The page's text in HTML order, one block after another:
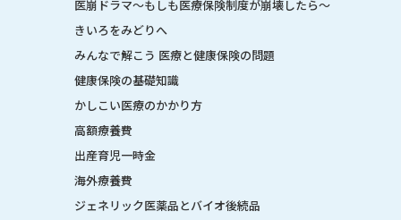
医崩ドラマ〜もしも医療保険制度が崩壊したら〜
きいろをみどりへ
みんなで解こう 医療と健康保険の問題
健康保険の基礎知識
かしこい医療のかかり方
高額療養費
出産育児一時金
海外療養費
ジェネリック医薬品とバイオ後続品